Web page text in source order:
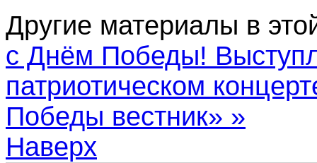
Другие материалы в
с Днём Победы!
патриотическом
Победы вестник» »
Наверх